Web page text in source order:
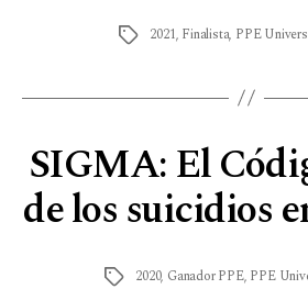
2021, Finalista, PPE
SIGMA: El
de los suicidios
2020, Ganador PPE, PPE